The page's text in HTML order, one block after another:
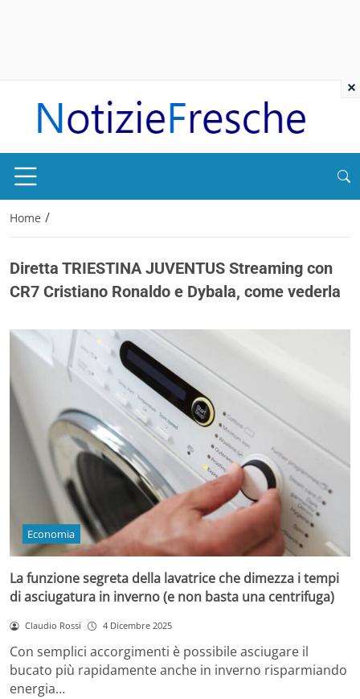
Home /
Diretta TRIESTINA JUVENTUS Streaming con
CR7 Cristiano Ronaldo e Dybala, come vederla
Economia
La funzione segreta della lavatrice che dimezza i tempi
di asciugatura in inverno (e non basta una centrifuga)
Claudio Rossi 4 Dicembre 2025
Con semplici accorgimenti è possibile asciugare il
bucato più rapidamente anche in inverno risparmiando
energia…
×